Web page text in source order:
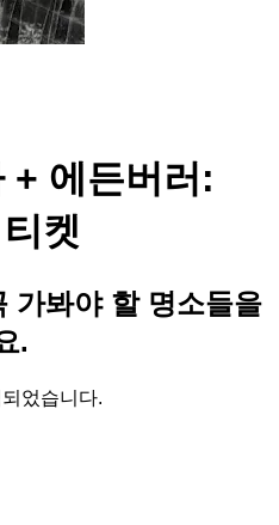
+ 에든버러:
켓
가봐야 할 명소들을
.
었습니다.